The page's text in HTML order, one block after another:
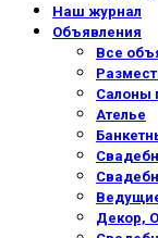
Наш журнал
Объявления
Все
Салоны
Ателье
Декор,